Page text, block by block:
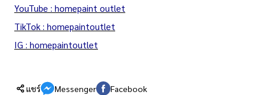
YouTube : homepaint outlet
TikTok : homepaintoutlet
IG : homepaintoutlet
แชร์ Messenger Facebook